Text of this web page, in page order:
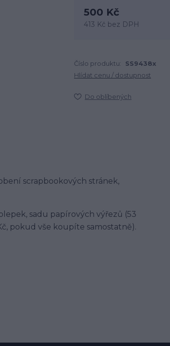
500 Kč
413 Kč bez DPH
Číslo produktu: SS9438x
Hlídat cenu / dostupnost
Do oblíbených
scrapbookových stránek,
sadu papírových výřezů (53
pokud vše koupíte samostatně).